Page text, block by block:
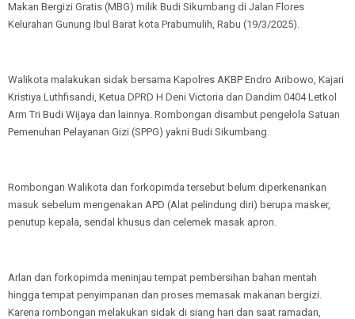
Makan Bergizi Gratis (MBG) milik Budi Sikumbang di Jalan Flores
Kelurahan Gunung Ibul Barat kota Prabumulih, Rabu (19/3/2025).
Walikota malakukan sidak bersama Kapolres AKBP Endro Aribowo, Kajari
Kristiya Luthfisandi, Ketua DPRD H Deni Victoria dan Dandim 0404 Letkol
Arm Tri Budi Wijaya dan lainnya. Rombongan disambut pengelola Satuan
Pemenuhan Pelayanan Gizi (SPPG) yakni Budi Sikumbang.
Rombongan Walikota dan forkopimda tersebut belum diperkenankan
masuk sebelum mengenakan APD (Alat pelindung diri) berupa masker,
penutup kepala, sendal khusus dan celemek masak apron.
Arlan dan forkopimda meninjau tempat pembersihan bahan mentah
hingga tempat penyimpanan dan proses memasak makanan bergizi.
Karena rombongan melakukan sidak di siang hari dan saat ramadan,